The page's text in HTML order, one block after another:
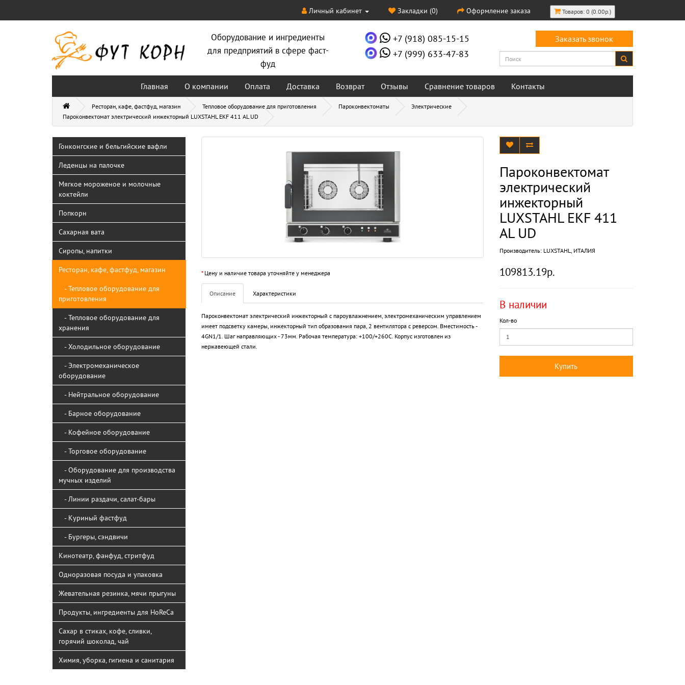
Личный кабинет Закладки (0) Оформление заказа Товаров: 0 (0.00р.)
Оборудование и ингредиенты
для предприятий в сфере фаст-
фуд
+7 (918) 085-15-15
+7 (999) 633-47-83
Заказать звонок
Главная О компании Оплата Доставка Возврат Отзывы Сравнение товаров Контакты
Ресторан, кафе, фастфуд, магазин Тепловое оборудование для приготовления Пароконвектоматы
Электрические
Пароконвектомат электрический инжекторный LUXSTAHL EKF 411 AL UD
Гонконгские и бельгийские вафли
Леденцы на палочке
Мягкое мороженое и молочные
коктейли
Попкорн
Сахарная вата
Сиропы, напитки
Ресторан, кафе, фастфуд, магазин
- Тепловое оборудование для
приготовления
- Тепловое оборудование для
хранения
- Холодильное оборудование
- Электромеханическое
оборудование
- Нейтральное оборудование
- Барное оборудование
- Кофейное оборудование
- Торговое оборудование
- Оборудование для производства
мучных изделий
- Линии раздачи, салат-бары
- Куриный фастфуд
- Бургеры, сэндвичи
Кинотеатр, фанфуд, стритфуд
Одноразовая посуда и упаковка
Жевательная резинка, мячи прыгуны
Продукты, ингредиенты для HoReCa
Сахар в стиках, кофе, сливки,
горячий шоколад, чай
Химия, уборка, гигиена и санитария
*Цену и наличие товара уточняйте у менеджера
Пароконвектомат
электрический
инжекторный
LUXSTAHL EKF 411
AL UD
Производитель: LUXSTAHL, ИТАЛИЯ
109813.19р.
В наличии
Кол-во
Купить
Описание Характеристики
Пароконвектомат электрический инжекторный с пароувлажнением, электромеханическим управлением
имеет подсветку камеры, инжекторный тип образования пара, 2 вентилятора с реверсом. Вместимость -
4GN1/1. Шаг направляющих - 73мм. Рабочая температура: +100/+260С. Корпус изготовлен из
нержавеющей стали.